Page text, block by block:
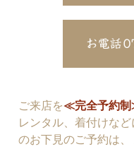
ご来店を≪完全予約
レンタル、着付けな
のお下見のご予約は